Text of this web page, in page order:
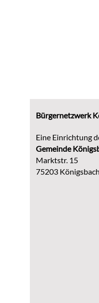
Bürgernetzwerk
Eine Einrichtung
Gemeinde
Marktstr. 15
75203